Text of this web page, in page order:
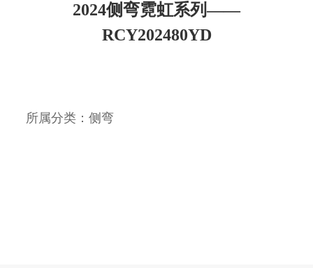
2024侧弯霓虹系列——
RCY202480YD
所属分类：侧弯